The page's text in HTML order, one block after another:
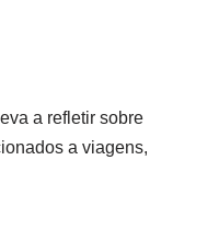
a refletir sobre
a viagens,